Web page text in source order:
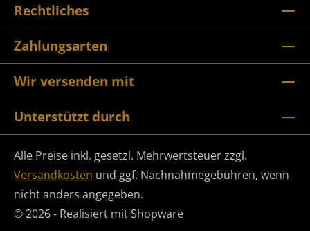
Rechtliches
Zahlungsarten
Wir versenden mit
Unterstützt durch
Alle Preise inkl. gesetzl. Mehrwertsteuer zzgl.
Versandkosten und ggf. Nachnahmegebühren, wenn
nicht anders angegeben.
© 2026 - Realisiert mit Shopware